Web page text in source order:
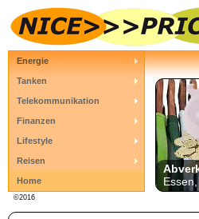
Energie
Tanken
Telekommunikation
Finanzen
Lifestyle
Reisen
Home
©2016